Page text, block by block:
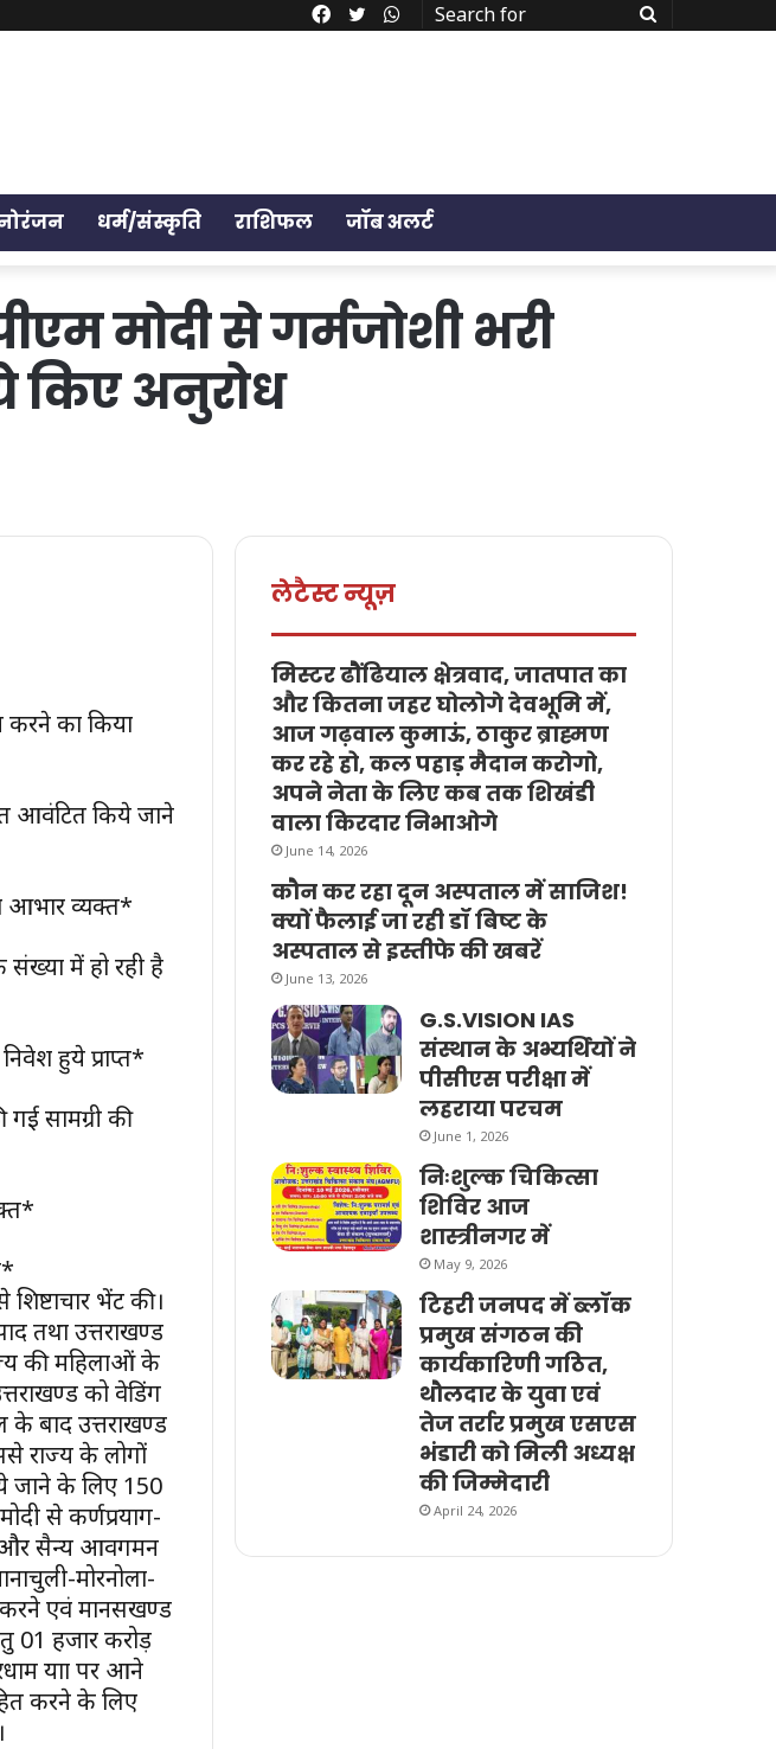
Search
WhatsApp
Twitter
Facebook
धर्म/संस्कृति राशिफल जॉब अलर्ट
मोदी से गर्मजोशी भरी
किए अनुरोध
करने का किया
आवंटित किये जाने
आभार व्यक्त*
संख्या में हो रही है
हुये प्राप्त*
गई सामग्री की
शिष्टाचार भेंट की।
तथा उत्तराखण्ड
की महिलाओं के
को वेडिंग
के बाद उत्तराखण्ड
राज्य के लोगों
जाने के लिए 150
से कर्णप्रयाग-
और सैन्य आवगमन
मोरनोला-
करने एवं मानसखण्ड
01 हजार करोड़
यात्रा पर आने
करने के लिए
लेटैस्ट न्यूज़
मिस्टर ढौंढियाल क्षेत्रवाद, जातपात का
और कितना जहर घोलोगे देवभूमि में,
आज गढ़वाल कुमाऊं, ठाकुर ब्राह्मण
कर रहे हो, कल पहाड़ मैदान करोगो,
अपने नेता के लिए कब तक शिखंडी
वाला किरदार निभाओगे
June 14, 2026
कौन कर रहा दून अस्पताल में साजिश!
क्यों फैलाई जा रही डॉ बिष्ट के
अस्पताल से इस्तीफे की खबरें
June 13, 2026
G.S.VISION IAS
संस्थान के अभ्यर्थियों ने
पीसीएस परीक्षा में
लहराया परचम
June 1, 2026
निःशुल्क चिकित्सा
शिविर आज
शास्त्रीनगर में
May 9, 2026
टिहरी जनपद में ब्लॉक
प्रमुख संगठन की
कार्यकारिणी गठित,
थौलदार के युवा एवं
तेज तर्रार प्रमुख एसएस
भंडारी को मिली अध्यक्ष
की जिम्मेदारी
April 24, 2026